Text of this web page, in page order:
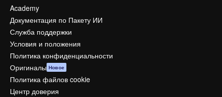
Academy
Документация по Пакету ИИ
Служба поддержки
Условия и положения
Политика конфиденциальности
Оригиналы Новое
Политика файлов cookie
Центр доверия